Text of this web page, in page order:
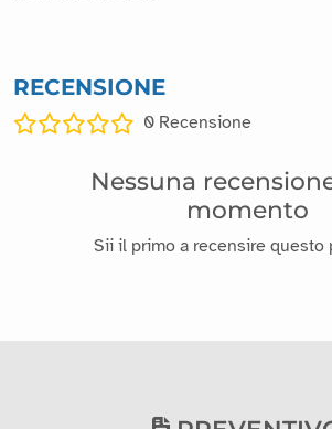
RECENSIONE
0 Recensione
Nessuna
momento
Sii il primo a recensire questo